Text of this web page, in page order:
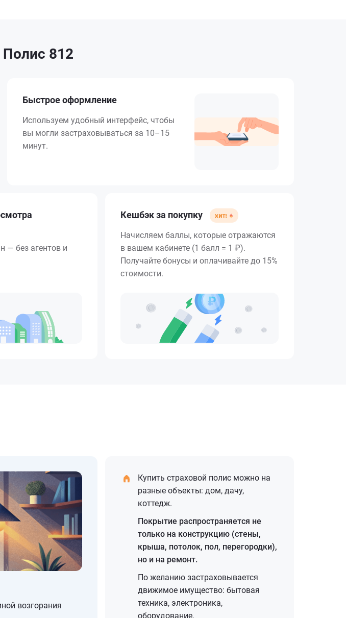
812
Быстрое оформление
Используем удобный интерфейс, чтобы
вы могли застраховываться за 10–15
минут.
— без агентов и
Кешбэк за покупку
Начисляем баллы, которые отражаются
в вашем кабинете (1 балл = 1 ₽).
Получайте бонусы и оплачивайте до 15%
стоимости.
возгорания
Купить страховой полис можно на
разные объекты: дом, дачу,
коттедж.
Покрытие распространяется не
только на конструкцию (стены,
крыша, потолок, пол, перегородки),
но и на ремонт.
По желанию застраховывается
движимое имущество: бытовая
техника, электроника,
оборудование.